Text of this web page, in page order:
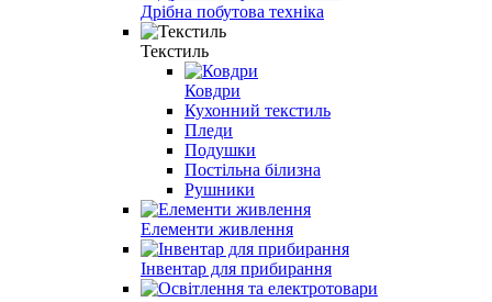
Дрібна побутова техніка
Текстиль
Ковдри
Кухонний текстиль
Пледи
Подушки
Постільна білизна
Рушники
Елементи живлення
Інвентар для прибирання